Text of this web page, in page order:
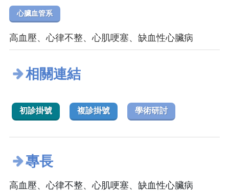
心臟血管系
高血壓、心律不整、心肌哽塞、缺血性心臟病
相關連結
初診掛號 複診掛號 學術研討
專長
高血壓、心律不整、心肌哽塞、缺血性心臟病